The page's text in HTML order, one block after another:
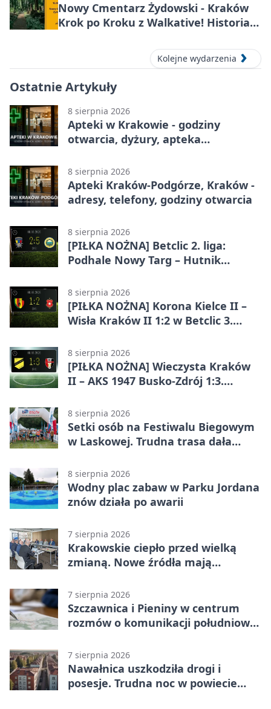
Nowy Cmentarz Żydowski - Kraków
Krok po Kroku z Walkative! Historia
Kolejne wydarzenia
Ostatnie Artykuły
8 sierpnia 2026
Apteki w Krakowie - godziny
otwarcia, dyżury, apteka
8 sierpnia 2026
Apteki Kraków-Podgórze, Kraków -
adresy, telefony, godziny otwarcia
8 sierpnia 2026
[PIŁKA NOŻNA] Betclic 2. liga:
Podhale Nowy Targ – Hutnik
efektownym zwycięstwem
8 sierpnia 2026
[PIŁKA NOŻNA] Korona Kielce II –
Wisła Kraków II 1:2 w Betclic 3.
odwróciła losy meczu
8 sierpnia 2026
[PIŁKA NOŻNA] Wieczysta Kraków
II – AKS 1947 Busko-Zdrój 1:3.
Liga Grupa 4 (Grupa IV)
8 sierpnia 2026
Setki osób na Festiwalu Biegowym
w Laskowej. Trudna trasa dała
8 sierpnia 2026
Wodny plac zabaw w Parku Jordana
znów działa po awarii
7 sierpnia 2026
Krakowskie ciepło przed wielką
zmianą. Nowe źródła mają
7 sierpnia 2026
Szczawnica i Pieniny w centrum
rozmów o komunikacji południowej
7 sierpnia 2026
Nawałnica uszkodziła drogi i
posesje. Trudna noc w powiecie